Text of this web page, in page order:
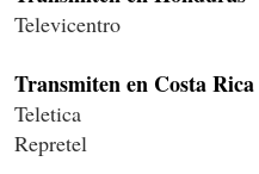
Televicentro
Transmiten en Costa Rica
Teletica
Repretel